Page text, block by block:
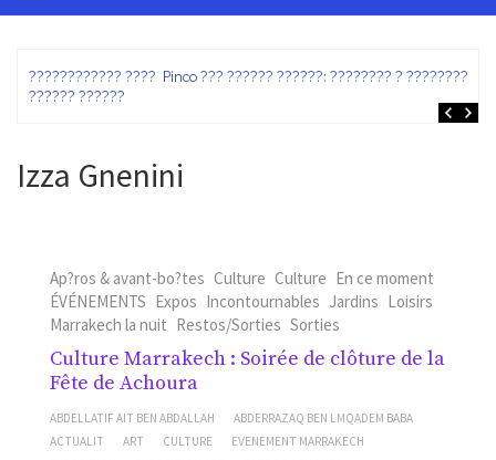
???????????? ???? Pinco ??? ?????? ??????: ???????? ? ???????? ?
?????? ??????
Izza Gnenini
Ap?ros & avant-bo?tes Culture Culture En ce moment
ÉVÉNEMENTS Expos Incontournables Jardins Loisirs
Marrakech la nuit Restos/Sorties Sorties
Culture Marrakech : Soirée de clôture de la
Fête de Achoura
ABDELLATIF AIT BEN ABDALLAH
ABDERRAZAQ BEN LMQADEM BABA
ACTUALIT
ART CULTURE
EVENEMENT MARRAKECH